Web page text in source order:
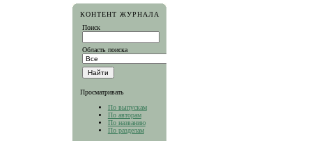
КОНТЕНТ ЖУРНАЛА
Поиск
Область поиска
Просматривать
По выпускам
По авторам
По названию
По разделам